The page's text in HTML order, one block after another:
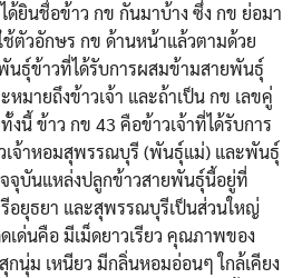
ด้ยินชื่อข้าว กข กันมาบ้าง ซึ่ง กข ย่อมา
ช้ตัวอักษร กข ด้านหน้าแล้วตามด้วย
นธ์ุข้าวที่ได้รับการผสมข้ามสายพันธ์ุ
หมายถึงข้าวเจ้า และถ้าเป็น กข เลขคู่
งนี้ ข้าว กข 43 คือข้าวเจ้าที่ได้รับการ
เจ้าหอมสุพรรณบุรี (พันธ์ุแม่) และพันธ์ุ
บันแหล่งปลูกข้าวสายพันธ์ุนี้อยู่ที่
อยุธยา และสุพรรณบุรีเป็นส่วนใหญ่
ด่นคือ มีเม็ดยาวเรียว คุณภาพของ
กนุ่ม เหนียว มีกลิ่นหอมอ่อนๆ ใกล้เคียง